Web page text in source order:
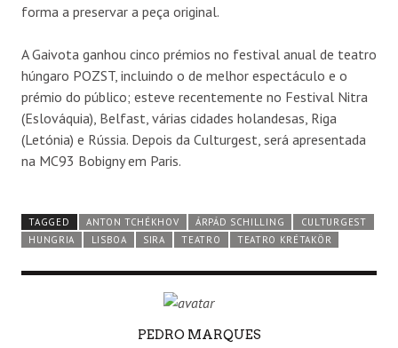
forma a preservar a peça original.
A Gaivota ganhou cinco prémios no festival anual de teatro
húngaro POZST, incluindo o de melhor espectáculo e o
prémio do público; esteve recentemente no Festival Nitra
(Eslováquia), Belfast, várias cidades holandesas, Riga
(Letónia) e Rússia. Depois da Culturgest, será apresentada
na MC93 Bobigny em Paris.
TAGGED ANTON TCHÉKHOV ÁRPÁD SCHILLING
CULTURGEST
HUNGRIA
LISBOA SIRA TEATRO TEATRO KRÉTAKÖR
PEDRO MARQUES